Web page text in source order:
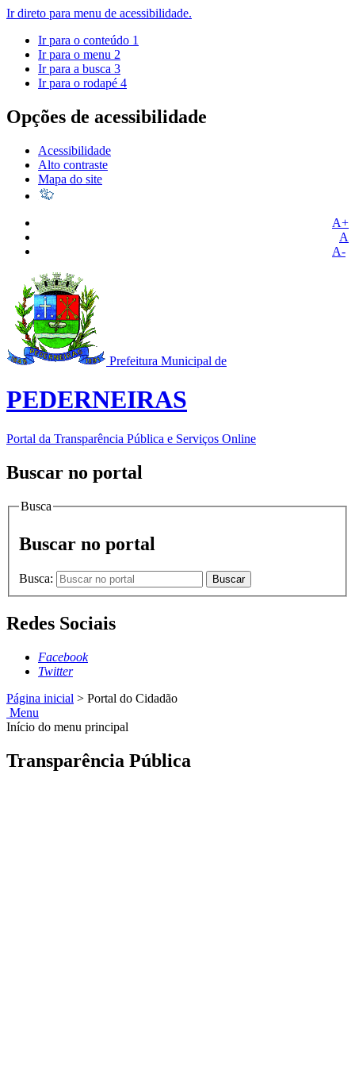
Ir direto para menu de acessibilidade.
Ir para o conteúdo 1
Ir para o menu 2
Ir para a busca 3
Ir para o rodapé 4
Opções de acessibilidade
Acessibilidade
Alto contraste
Mapa do site
A+
A
A-
Prefeitura Municipal de
PEDERNEIRAS
Portal da Transparência Pública e Serviços Online
Buscar no portal
Busca
Buscar no portal
Busca: Buscar
Redes Sociais
Facebook
Twitter
Página inicial > Portal do Cidadão
Menu
Início do menu principal
Transparência Pública